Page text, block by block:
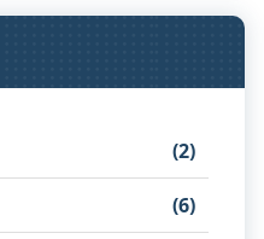
(2)
(6)